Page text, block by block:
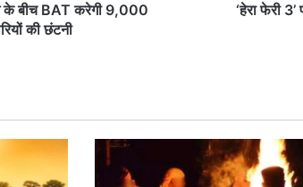
के बीच BAT करेगी 9,000
की छंटनी
,
प्रि
य
द
‘हेरा फेरी